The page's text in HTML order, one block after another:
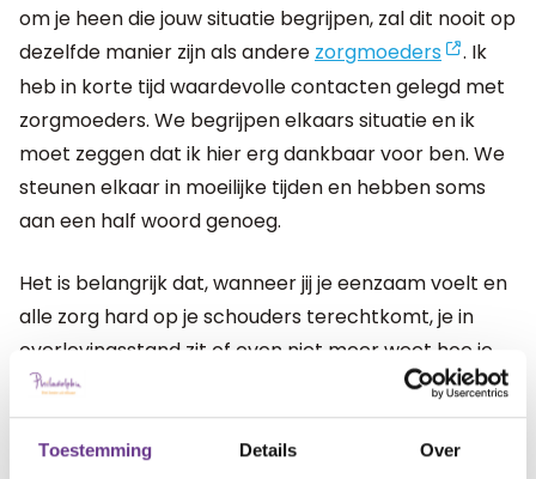
Toestemming Details Over
om je heen die jouw situatie begrijpen, zal dit nooit op
dezelfde manier zijn als andere zorgmoeders
. Ik
heb in korte tijd waardevolle contacten gelegd met
zorgmoeders. We begrijpen elkaars situatie en ik
moet zeggen dat ik hier erg dankbaar voor ben. We
steunen elkaar in moeilijke tijden en hebben soms
aan een half woord genoeg.
Het is belangrijk dat, wanneer jij je eenzaam voelt en
alle zorg hard op je schouders terechtkomt, je in
overlevingsstand zit of even niet meer weet hoe je
verder moet, dat je dan je armen uitsteekt naar de
ander om jou te helpen. Zelfs als je niet geholpen wilt
worden, op een gegeven moment is het een